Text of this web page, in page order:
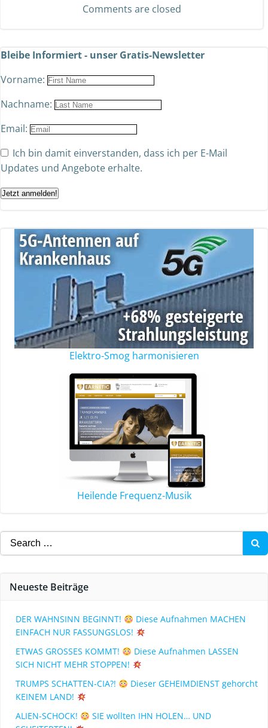
Comments are closed
Bleibe Informiert - unser Gratis-Newsletter
Vorname:
Nachname:
Email:
Ich bin damit einverstanden, dass ich per E-Mail
Updates und Angebote erhalte.
Jetzt anmelden!
Elektro-Smog harmonisieren
Heilende Frequenz-Musik
Neueste Beiträge
DER WAHNSINN BEGINNT!
Diese Aufnahmen MACHEN
EINFACH NUR FASSUNGSLOS!
ETWAS GROSSES KOMMT!
Diese Aufnahmen LASSEN
SICH NICHT MEHR STOPPEN!
TRUMPS SCHATTEN-CIA?!
Dieser GEHEIMDIENST gehorcht
KEINEM LAND!
ALIEN-SCHOCK!
SIE wollten IHN HOLEN… UND